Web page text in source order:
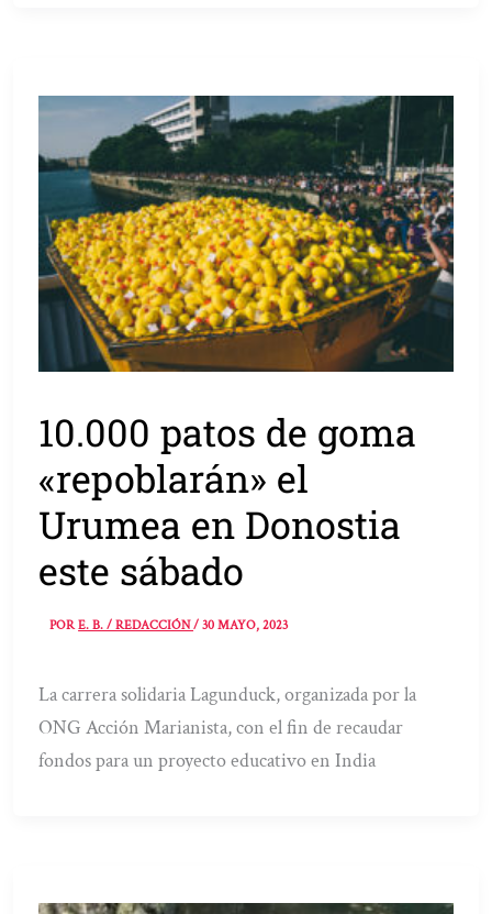
10.000 patos de goma
«repoblarán» el
Urumea en Donostia
este sábado
PORE. B. / REDACCIÓN/30 MAYO, 2023
La carrera solidaria Lagunduck, organizada por la
ONG Acción Marianista, con el fin de recaudar
fondos para un proyecto educativo en India